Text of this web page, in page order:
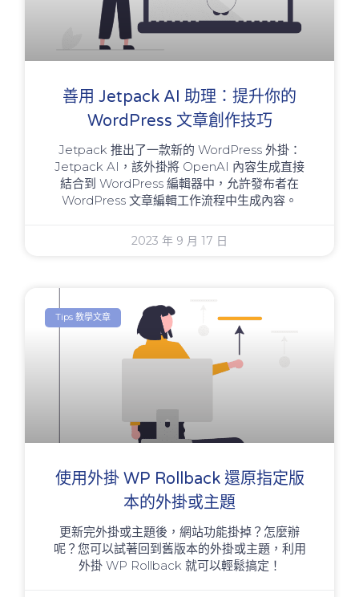
善用 Jetpack AI 助理：提升你的
WordPress 文章創作技巧
Jetpack 推出了一款新的 WordPress 外掛：
Jetpack AI，該外掛將 OpenAI 內容生成直接
結合到 WordPress 編輯器中，允許發布者在
WordPress 文章編輯工作流程中生成內容。
2023 年 9 月 17 日
Tips 教學文章
使用外掛 WP Rollback 還原指定版
本的外掛或主題
更新完外掛或主題後，網站功能掛掉？怎麼辦
呢？您可以試著回到舊版本的外掛或主題，利用
外掛 WP Rollback 就可以輕鬆搞定！